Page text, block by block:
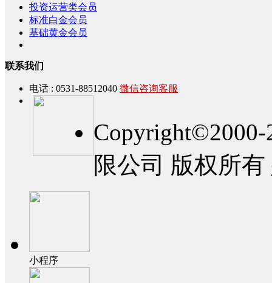
投资运营类会员
标准白金会员
基础黄金会员
联系我们
电话 : 0531-88512040 微信咨询客服
限公司 版权所有
小程序